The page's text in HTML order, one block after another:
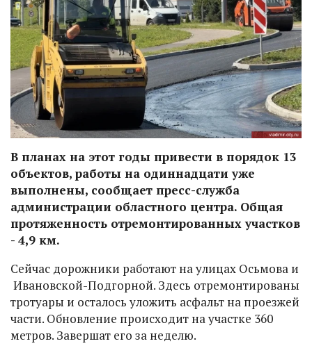
В планах на этот годы привести в порядок 13
объектов, работы на одиннадцати уже
выполнены, сообщает пресс-служба
администрации областного центра. Общая
протяженность отремонтированных участков
- 4,9 км.
Сейчас дорожники работают на улицах Осьмова и
Ивановской-Подгорной. Здесь отремонтированы
тротуары и осталось уложить асфальт на проезжей
части. Обновление происходит на участке 360
метров. Завершат его за неделю.